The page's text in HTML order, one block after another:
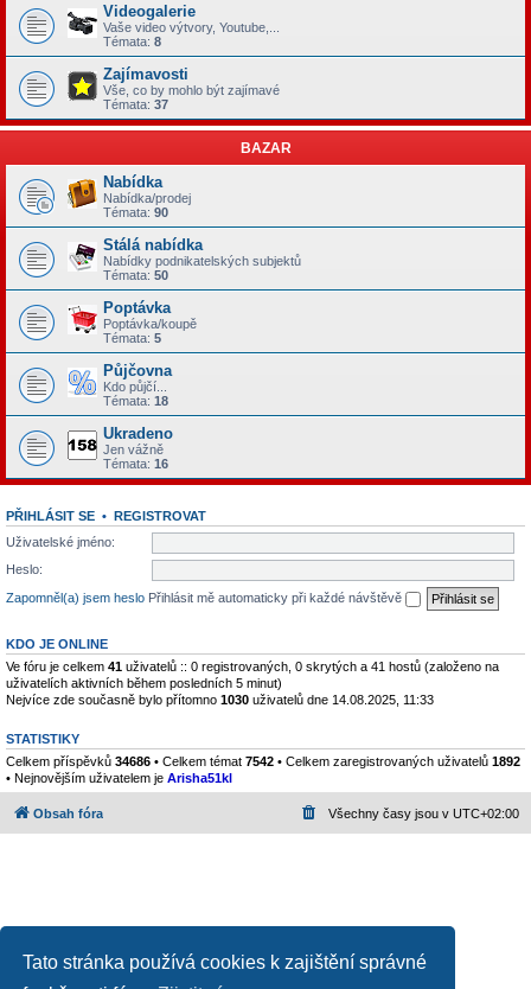
Tato stránka používá cookies k zajištění správné
Videogalerie
Vaše video výtvory, Youtube,...
Témata: 8
Zajímavosti
Vše, co by mohlo být zajímavé
Témata: 37
BAZAR
Nabídka
Nabídka/prodej
Témata: 90
Stálá nabídka
Nabídky podnikatelských subjektů
Témata: 50
Poptávka
Poptávka/koupě
Témata: 5
Půjčovna
Kdo půjčí...
Témata: 18
Ukradeno
Jen vážně
Témata: 16
PŘIHLÁSIT SE • REGISTROVAT
Uživatelské jméno:
Heslo:
Zapomněl(a) jsem heslo Přihlásit mě automaticky při každé návštěvě
KDO JE ONLINE
Ve fóru je celkem 41 uživatelů :: 0 registrovaných, 0 skrytých a 41 hostů (založeno na
uživatelích aktivních během posledních 5 minut)
Nejvíce zde současně bylo přítomno 1030 uživatelů dne 14.08.2025, 11:33
STATISTIKY
Celkem příspěvků 34686 • Celkem témat 7542 • Celkem zaregistrovaných uživatelů 1892
• Nejnovějším uživatelem je Arisha51kl
Obsah fóra Všechny časy jsou v UTC+02:00